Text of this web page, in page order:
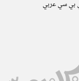
بي سي عربي